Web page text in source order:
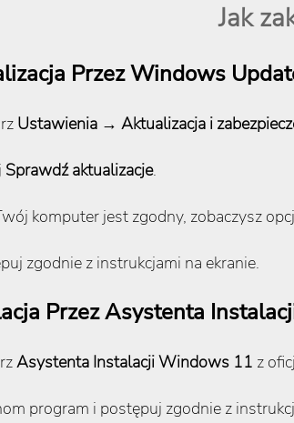
Jak
Przez Windows
Ustawienia → Aktualizacja i
Sprawdź aktualizacje.
komputer jest zgodny, zobaczysz
zgodnie z instrukcjami na ekranie.
Przez Asystenta
Asystenta Instalacji Windows 11 z
program i postępuj zgodnie z